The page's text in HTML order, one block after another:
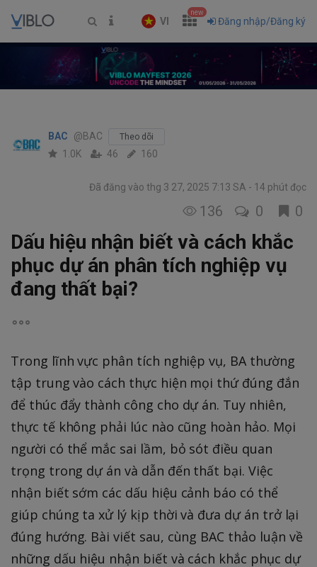
VI
new
Đăng nhập/Đăng ký
BAC @BAC Theo dõi
1.0K 46 160
Đã đăng vào thg 3 27, 2025 7:13 SA 14 phút đọc
136 0 0
Dấu hiệu nhận biết và cách khắc
phục dự án phân tích nghiệp vụ
đang thất bại?
Trong lĩnh vực phân tích nghiệp vụ, BA thường
tập trung vào cách thực hiện mọi thứ đúng đắn
để thúc đẩy thành công cho dự án. Tuy nhiên,
thực tế không phải lúc nào cũng hoàn hảo. Mọi
người có thể mắc sai lầm, bỏ sót điều quan
trọng trong dự án và dẫn đến thất bại. Việc
nhận biết sớm các dấu hiệu cảnh báo có thể
giúp chúng ta xử lý kịp thời và đưa dự án trở lại
đúng hướng. Bài viết sau, cùng BAC thảo luận về
những dấu hiệu nhận biết và cách khắc phục dự